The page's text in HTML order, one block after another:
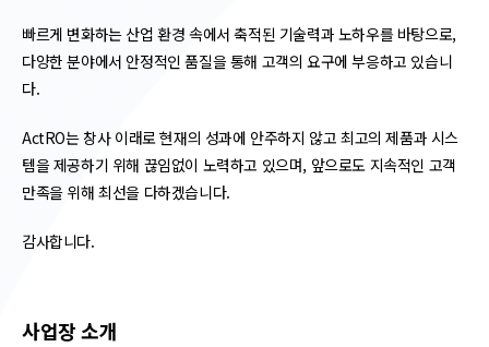
빠르게 변화하는 산업 환경 속에서 축적된 기술력과 노하우를 바탕으로,
다양한 분야에서 안정적인 품질을 통해 고객의 요구에 부응하고 있습니
다.
ActRO는 창사 이래로 현재의 성과에 안주하지 않고 최고의 제품과 시스
템을 제공하기 위해 끊임없이 노력하고 있으며, 앞으로도 지속적인 고객
만족을 위해 최선을 다하겠습니다.
감사합니다.​
사업장 소개